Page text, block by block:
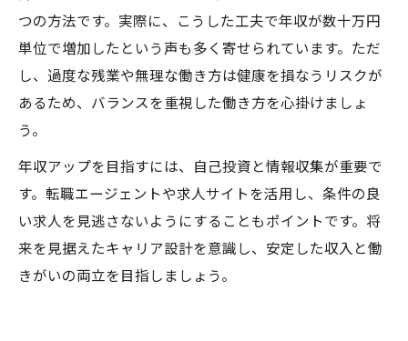
つの方法です。実際に、こうした工夫で年収が数十万円
単位で増加したという声も多く寄せられています。ただ
し、過度な残業や無理な働き方は健康を損なうリスクが
あるため、バランスを重視した働き方を心掛けましょ
う。
年収アップを目指すには、自己投資と情報収集が重要で
す。転職エージェントや求人サイトを活用し、条件の良
い求人を見逃さないようにすることもポイントです。将
来を見据えたキャリア設計を意識し、安定した収入と働
きがいの両立を目指しましょう。